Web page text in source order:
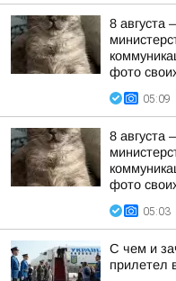
8 августа
фото
05:09
8 августа
фото
05:03
С чем и
прилетел